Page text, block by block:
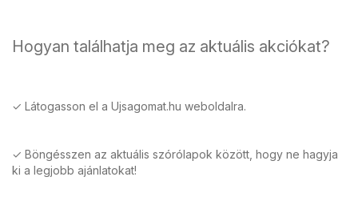
Hogyan találhatja meg az aktuális akciókat?
✓ Látogasson el a Ujsagomat.hu weboldalra.
✓ Böngésszen az aktuális szórólapok között, hogy ne hagyja
ki a legjobb ajánlatokat!